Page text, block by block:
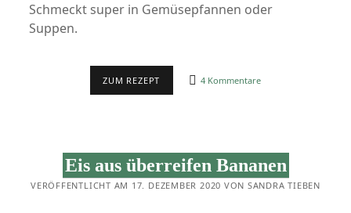
Schmeckt super in Gemüsepfannen oder
Suppen.
ZUM REZEPT 4 Kommentare
Eis aus überreifen Bananen
VERÖFFENTLICHT AM 17. DEZEMBER 2020 VON SANDRA TIEBEN